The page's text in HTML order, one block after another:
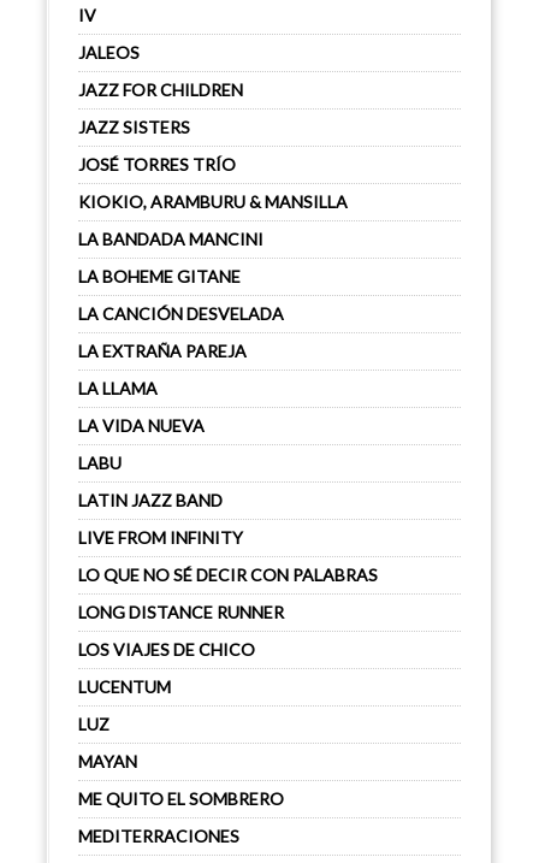
IV
JALEOS
JAZZ FOR CHILDREN
JAZZ SISTERS
JOSÉ TORRES TRÍO
KIOKIO, ARAMBURU & MANSILLA
LA BANDADA MANCINI
LA BOHEME GITANE
LA CANCIÓN DESVELADA
LA EXTRAÑA PAREJA
LA LLAMA
LA VIDA NUEVA
LABU
LATIN JAZZ BAND
LIVE FROM INFINITY
LO QUE NO SÉ DECIR CON PALABRAS
LONG DISTANCE RUNNER
LOS VIAJES DE CHICO
LUCENTUM
LUZ
MAYAN
ME QUITO EL SOMBRERO
MEDITERRACIONES